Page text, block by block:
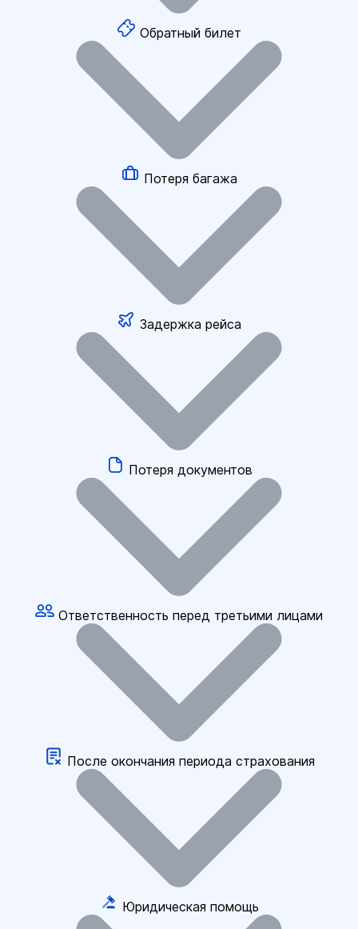
Обратный билет
Потеря багажа
Задержка рейса
Потеря документов
Ответственность перед третьими лицами
После окончания периода страхования
Юридическая помощь